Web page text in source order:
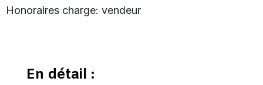
Honoraires charge: vendeur
En détail :